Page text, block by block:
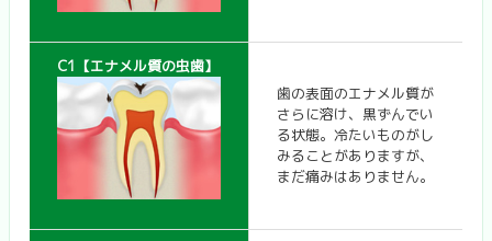
C1【エナメル質の虫歯】
歯の表面のエナメル質が
さらに溶け、黒ずんでい
る状態。冷たいものがし
みることがありますが、
まだ痛みはありません。